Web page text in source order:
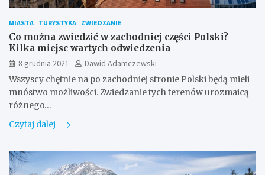
MIASTA TURYSTYKA ZWIEDZANIE
Co można zwiedzić w zachodniej części Polski?
Kilka miejsc wartych odwiedzenia
8 grudnia 2021
Dawid Adamczewski
Wszyscy chętnie na po zachodniej stronie Polski będą mieli
mnóstwo możliwości. Zwiedzanie tych terenów urozmaicą
różnego…
Czytaj dalej